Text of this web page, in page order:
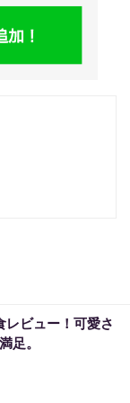
レビュー！可愛さ
足。